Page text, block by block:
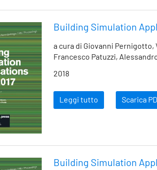
Building Simulation
a cura di Giovanni Pernigotto,
Francesco Patuzzi,
2018
Leggi tutto Scarica
Building Simulation